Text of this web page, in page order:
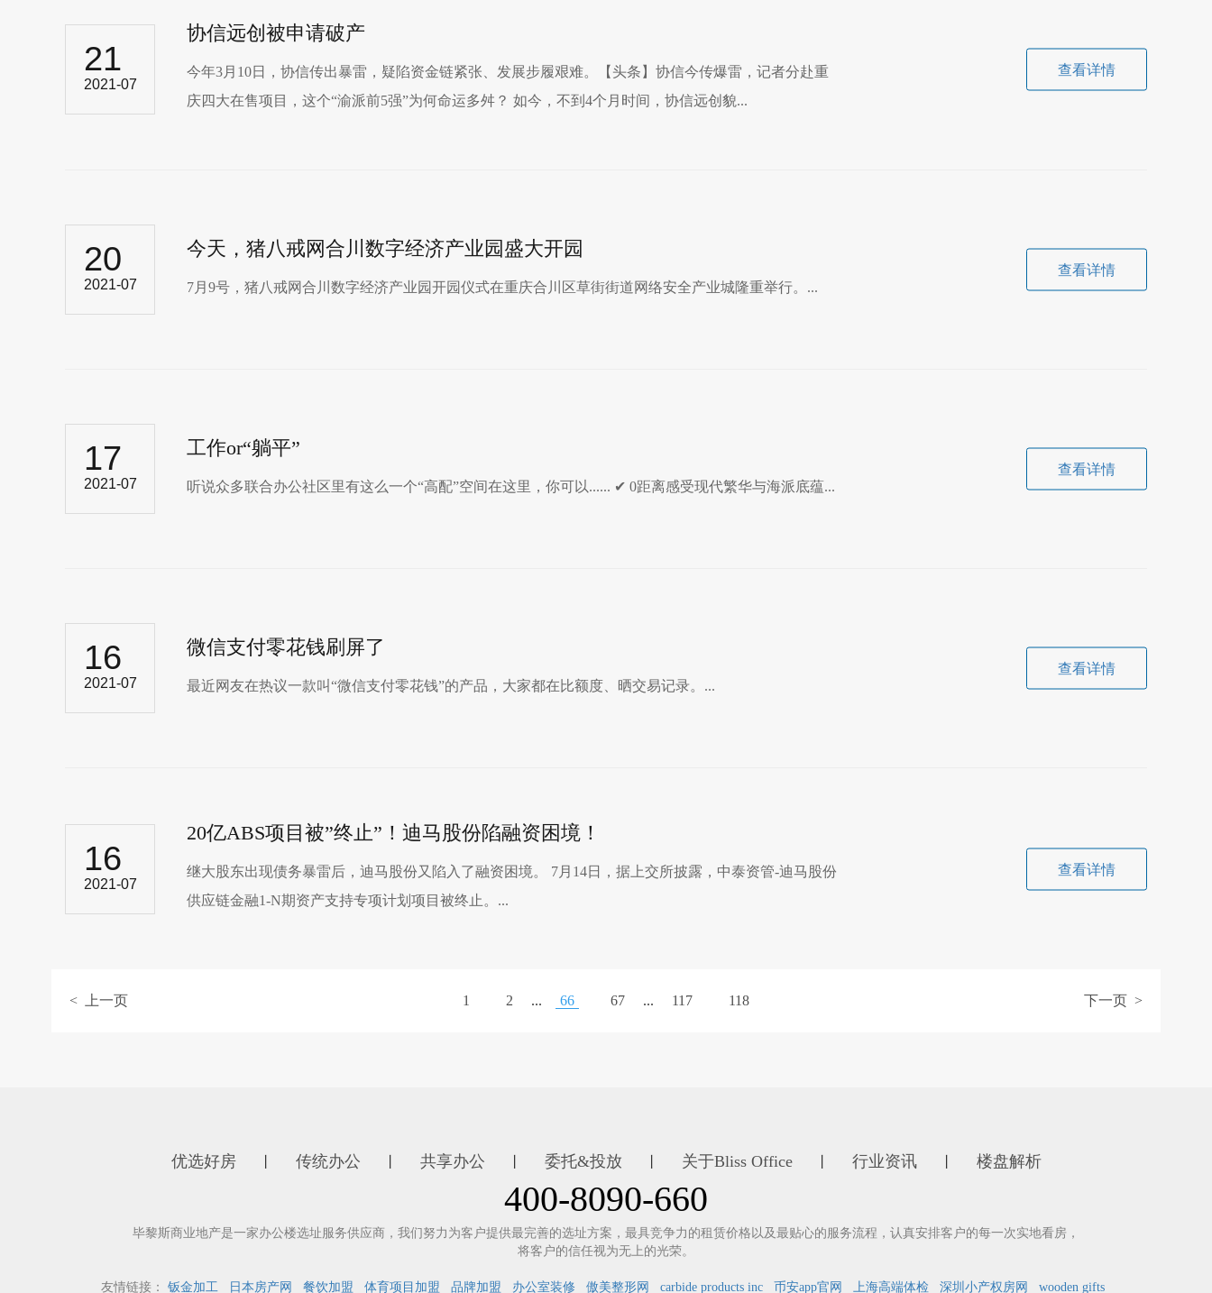
21
2021-07
协信远创被申请破产
今年3月10日，协信传出暴雷，疑陷资金链紧张、发展步履艰难。【头条】协信今传爆雷，记者分赴重
庆四大在售项目，这个“渝派前5强”为何命运多舛？ 如今，不到4个月时间，协信远创貌...
查看详情
20
2021-07
今天，猪八戒网合川数字经济产业园盛大开园
7月9号，猪八戒网合川数字经济产业园​开园仪式在重庆合川区草街街道网络安全产业城隆重举行。...
查看详情
17
2021-07
工作or“躺平”
听说众多联合办公社区里有这么一个“高配”空间在这里，你可以...... ✔︎ 0距离感受现代繁华与海派底蕴...
查看详情
16
2021-07
微信支付零花钱刷屏了
最近网友在热议一款叫“微信支付零花钱”的产品，大家都在比额度、晒交易记录。...
查看详情
16
2021-07
20亿ABS项目被”终止”！迪马股份陷融资困境！
继大股东出现债务暴雷后，迪马股份又陷入了融资困境。 7月14日，据上交所披露，中泰资管-迪马股份
供应链金融1-N期资产支持专项计划项目被终止。...
查看详情
1 2 ... 66 67 ... 117 118
< 上一页 下一页 >
优选好房 传统办公 共享办公 委托&投放 关于Bliss Office 行业资讯 楼盘解析
400-8090-660
毕黎斯商业地产是一家办公楼选址服务供应商，我们努力为客户提供最完善的选址方案，最具竞争力的租赁价格以及最贴心的服务流程，认真安排客户的每一次实地看房，
将客户的信任视为无上的光荣。
友情链接： 钣金加工 日本房产网 餐饮加盟 体育项目加盟 品牌加盟 办公室装修 傲美整形网 carbide products inc 币安app官网 上海高端体检 深圳小产权房网 wooden gifts